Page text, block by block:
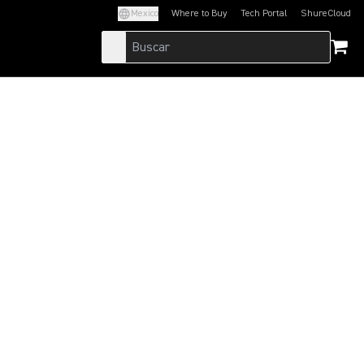
Mexico Where to Buy Tech Portal
(Opens in a new tab)ShureCloud
(Opens in a new